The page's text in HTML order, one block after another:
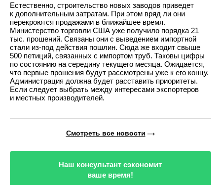
Естественно, строительство новых заводов приведет
к дополнительным затратам. При этом вряд ли они
перекроются продажами в ближайшее время.
Министерство торговли США уже получило порядка 21
тыс. прошений. Связаны они с выведением импортной
стали из-под действия пошлин. Сюда же входит свыше
500 петиций, связанных с импортом труб. Таковы цифры
по состоянию на середину текущего месяца. Ожидается,
что первые прошения будут рассмотрены уже к его концу.
Администрация должна будет расставить приоритеты.
Если следует выбрать между интересами экспортеров
и местных производителей.
Смотреть все новости
Наш консультант сэкономит
ваше время!